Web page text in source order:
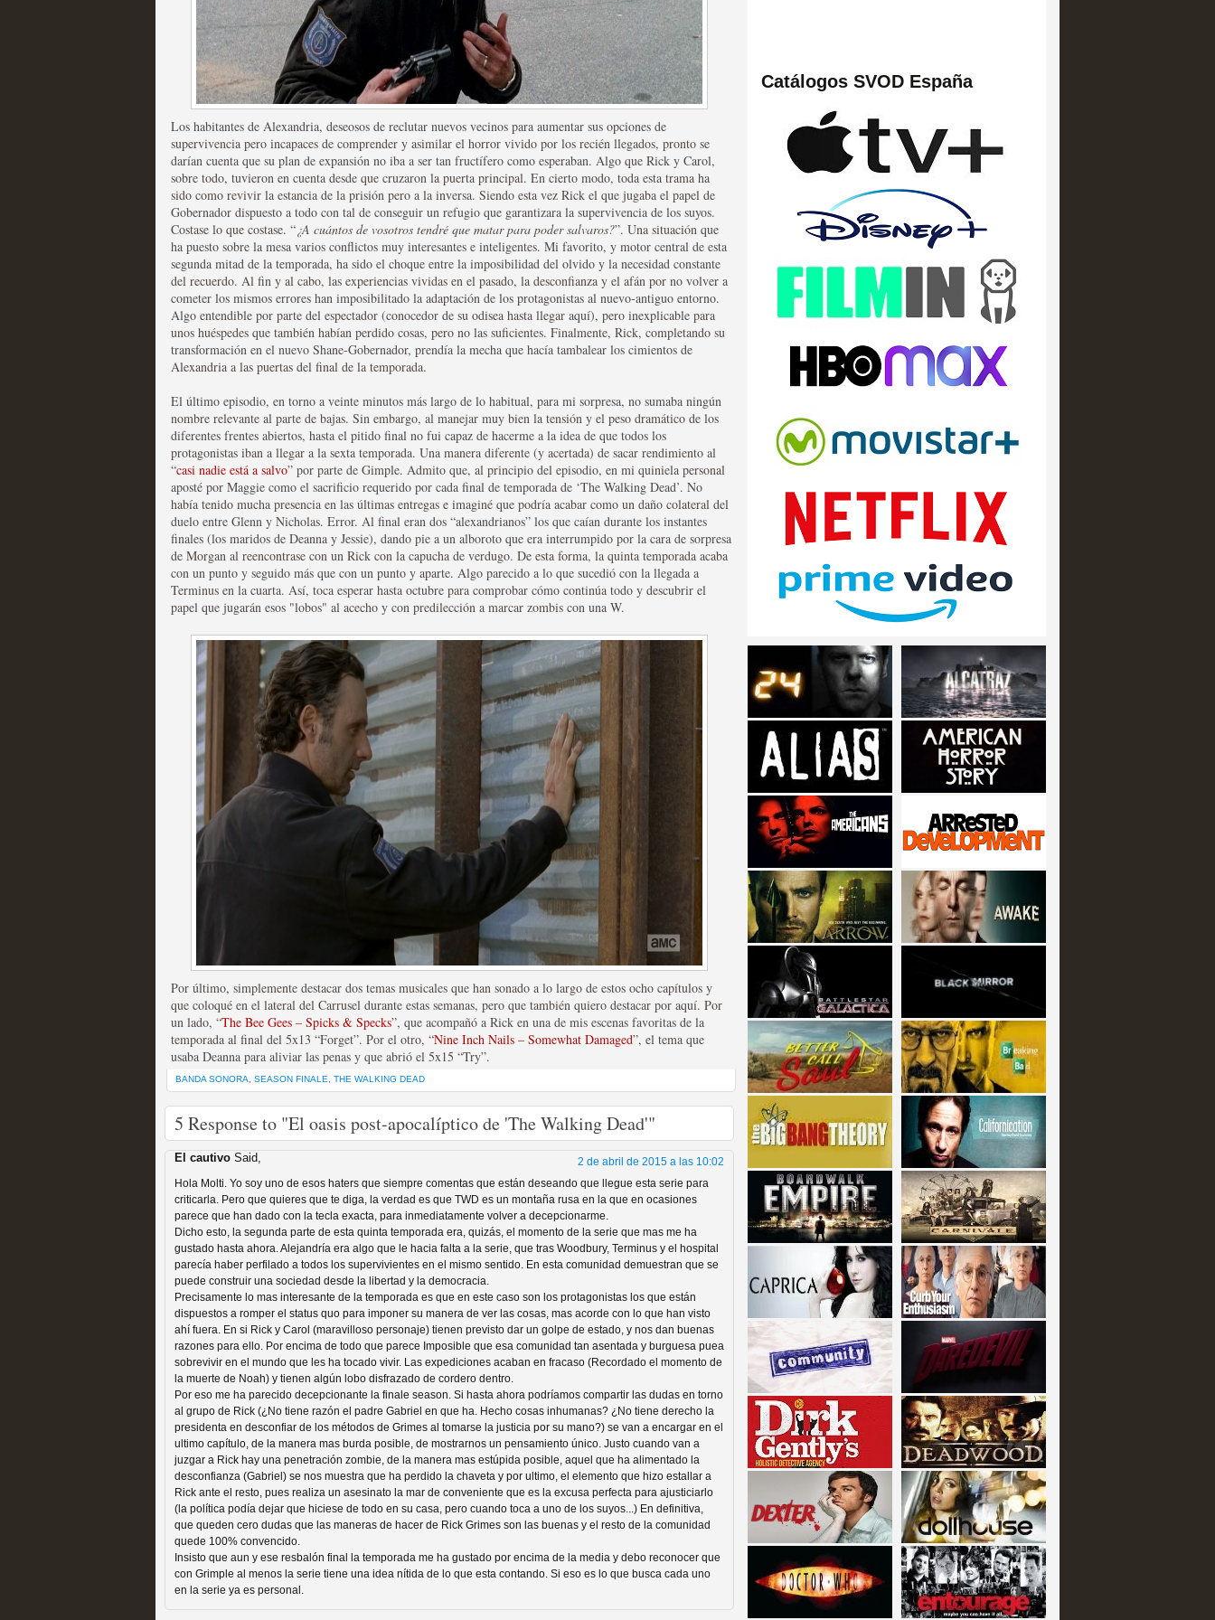
Fin de ciclo para las series de viajes en el tiempo
MOLTISANTI
Recomendación de la semana
Taboo es otra miniserie británica que no es
miniserie
MOLTISANTI
Las temporadas de pilotos de Amazon
MOLTISANTI
Recomendación de la semana
Galería con los Mejores Personajes de Series de
Televisión
MOLTISANTI
Recomendación de la semana
Las productoras de las estrellas de cine y
televisión
MOLTISANTI
Recomendación de la semana
Las series de 10 temporadas están en peligro de
extinción
MOLTISANTI
Recomendación de la semana
Expediente X: Guía para descubrir la "verdad"
MOLTISANTI
Recomendación de la semana
Los habitantes de Alexandria, deseosos de reclutar nuevos vecinos para aumentar sus opciones de
supervivencia pero incapaces de comprender y asimilar el horror vivido por los recién llegados, pronto se
darían cuenta que su plan de expansión no iba a ser tan fructífero como esperaban. Algo que Rick y Carol,
sobre todo, tuvieron en cuenta desde que cruzaron la puerta principal. En cierto modo, toda esta trama ha
sido como revivir la estancia de la prisión pero a la inversa. Siendo esta vez Rick el que jugaba el papel de
Gobernador dispuesto a todo con tal de conseguir un refugio que garantizara la supervivencia de los suyos.
Costase lo que costase. “¿A cuántos de vosotros tendré que matar para poder salvaros?”. Una situación que
ha puesto sobre la mesa varios conflictos muy interesantes e inteligentes. Mi favorito, y motor central de esta
segunda mitad de la temporada, ha sido el choque entre la imposibilidad del olvido y la necesidad constante
del recuerdo. Al fin y al cabo, las experiencias vividas en el pasado, la desconfianza y el afán por no volver a
cometer los mismos errores han imposibilitado la adaptación de los protagonistas al nuevo-antiguo entorno.
Algo entendible por parte del espectador (conocedor de su odisea hasta llegar aquí), pero inexplicable para
unos huéspedes que también habían perdido cosas, pero no las suficientes. Finalmente, Rick, completando su
transformación en el nuevo Shane-Gobernador, prendía la mecha que hacía tambalear los cimientos de
Alexandria a las puertas del final de la temporada.
El último episodio, en torno a veinte minutos más largo de lo habitual, para mi sorpresa, no sumaba ningún
nombre relevante al parte de bajas. Sin embargo, al manejar muy bien la tensión y el peso dramático de los
diferentes frentes abiertos, hasta el pitido final no fui capaz de hacerme a la idea de que todos los
protagonistas iban a llegar a la sexta temporada. Una manera diferente (y acertada) de sacar rendimiento al
“casi nadie está a salvo” por parte de Gimple. Admito que, al principio del episodio, en mi quiniela personal
aposté por Maggie como el sacrificio requerido por cada final de temporada de ‘The Walking Dead’. No
había tenido mucha presencia en las últimas entregas e imaginé que podría acabar como un daño colateral del
duelo entre Glenn y Nicholas. Error. Al final eran dos “alexandrianos” los que caían durante los instantes
finales (los maridos de Deanna y Jessie), dando pie a un alboroto que era interrumpido por la cara de sorpresa
de Morgan al reencontrase con un Rick con la capucha de verdugo. De esta forma, la quinta temporada acaba
con un punto y seguido más que con un punto y aparte. Algo parecido a lo que sucedió con la llegada a
Terminus en la cuarta. Así, toca esperar hasta octubre para comprobar cómo continúa todo y descubrir el
papel que jugarán esos "lobos" al acecho y con predilección a marcar zombis con una W.
Por último, simplemente destacar dos temas musicales que han sonado a lo largo de estos ocho capítulos y
que coloqué en el lateral del Carrusel durante estas semanas, pero que también quiero destacar por aquí. Por
un lado, “The Bee Gees – Spicks & Specks”, que acompañó a Rick en una de mis escenas favoritas de la
temporada al final del 5x13 “Forget”. Por el otro, “Nine Inch Nails – Somewhat Damaged”, el tema que
usaba Deanna para aliviar las penas y que abrió el 5x15 “Try”.
BANDA SONORA SEASON FINALE THE WALKING DEAD
5 Response to "El oasis post-apocalíptico de 'The Walking Dead'"
El cautivo Said,
2 de abril de 2015 a las 10:02
Hola Molti. Yo soy uno de esos haters que siempre comentas que están deseando que llegue esta serie para
criticarla. Pero que quieres que te diga, la verdad es que TWD es un montaña rusa en la que en ocasiones
parece que han dado con la tecla exacta, para inmediatamente volver a decepcionarme.
Dicho esto, la segunda parte de esta quinta temporada era, quizás, el momento de la serie que mas me ha
gustado hasta ahora. Alejandría era algo que le hacia falta a la serie, que tras Woodbury, Terminus y el hospital
parecía haber perfilado a todos los supervivientes en el mismo sentido. En esta comunidad demuestran que se
puede construir una sociedad desde la libertad y la democracia.
Precisamente lo mas interesante de la temporada es que en este caso son los protagonistas los que están
dispuestos a romper el status quo para imponer su manera de ver las cosas, mas acorde con lo que han visto
ahí fuera. En si Rick y Carol (maravilloso personaje) tienen previsto dar un golpe de estado, y nos dan buenas
razones para ello. Por encima de todo que parece Imposible que esa comunidad tan asentada y burguesa puea
sobrevivir en el mundo que les ha tocado vivir. Las expediciones acaban en fracaso (Recordado el momento de
la muerte de Noah) y tienen algún lobo disfrazado de cordero dentro.
Por eso me ha parecido decepcionante la finale season. Si hasta ahora podríamos compartir las dudas en torno
al grupo de Rick (¿No tiene razón el padre Gabriel en que ha. Hecho cosas inhumanas? ¿No tiene derecho la
presidenta en desconfiar de los métodos de Grimes al tomarse la justicia por su mano?) se van a encargar en el
ultimo capítulo, de la manera mas burda posible, de mostrarnos un pensamiento único. Justo cuando van a
juzgar a Rick hay una penetración zombie, de la manera mas estúpida posible, aquel que ha alimentado la
desconfianza (Gabriel) se nos muestra que ha perdido la chaveta y por ultimo, el elemento que hizo estallar a
Rick ante el resto, pues realiza un asesinato la mar de conveniente que es la excusa perfecta para ajusticiarlo
(la política podía dejar que hiciese de todo en su casa, pero cuando toca a uno de los suyos...) En definitiva,
que queden cero dudas que las maneras de hacer de Rick Grimes son las buenas y el resto de la comunidad
quede 100% convencido.
Insisto que aun y ese resbalón final la temporada me ha gustado por encima de la media y debo reconocer que
con Grimple al menos la serie tiene una idea nítida de lo que esta contando. Si eso es lo que busca cada uno
en la serie ya es personal.
Catálogos SVOD España